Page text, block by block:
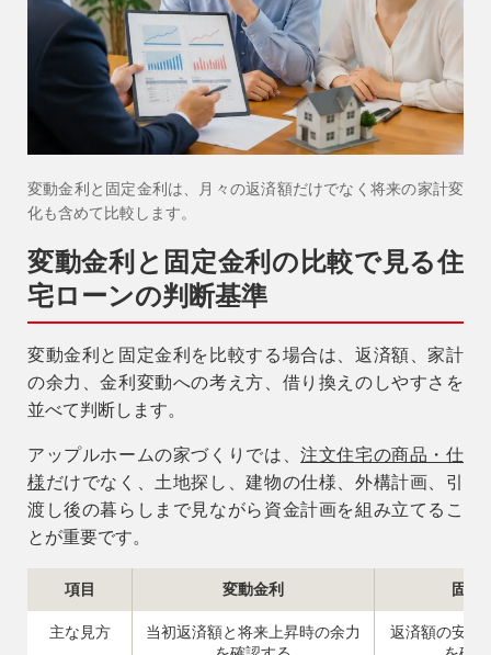
変動金利と固定金利は、月々の返済額だけでなく将来の家計変
化も含めて比較します。
変動金利と固定金利の比較で見る住
宅ローンの判断基準
変動金利と固定金利を比較する場合は、返済額、家計
の余力、金利変動への考え方、借り換えのしやすさを
並べて判断します。
アップルホームの家づくりでは、注文住宅の商品・仕
様だけでなく、土地探し、建物の仕様、外構計画、引
渡し後の暮らしまで見ながら資金計画を組み立てるこ
とが重要です。
項目 変動金利 固定
主な見方
当初返済額と将来上昇時の余力
返済額の安定